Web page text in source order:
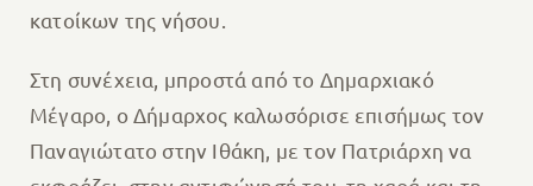
κατοίκων της νήσου.
Στη συνέχεια, μπροστά από το Δημαρχιακό
Μέγαρο, ο Δήμαρχος καλωσόρισε επισήμως τον
Παναγιώτατο στην Ιθάκη, με τον Πατριάρχη να